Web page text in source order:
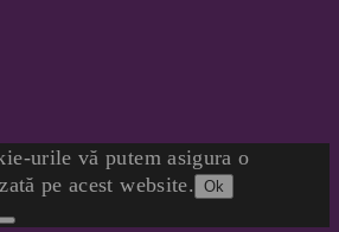
urile vă putem asigura o
pe acest website.
Ok